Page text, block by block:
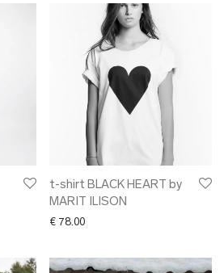
t-shirt BLACK HEART by
MARIT ILISON
€ 78.00